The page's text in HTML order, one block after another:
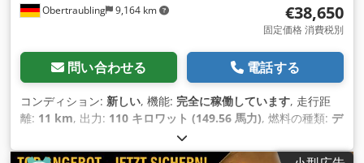
Obertraubling 9,164 km €38,650
固定価格 消費税別
問い合わせる 電話する
コンディション: 新しい, 機能: 完全に稼働しています, 走行距
離: 11 km, 出力: 110 キロワット (149.56 馬力), 燃料の種類: デ
, ホイールベース:
量:3,500 kg（キログラム）, 空車重量:2,130 kg（キログラ